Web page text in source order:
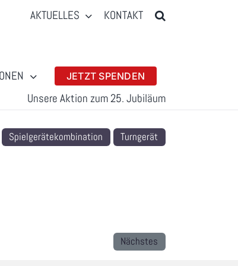
AKTUELLES KONTAKT
JETZT SPENDEN
Unsere Aktion zum 25. Jubiläum
Spielgerätekombination Turngerät
Nächstes